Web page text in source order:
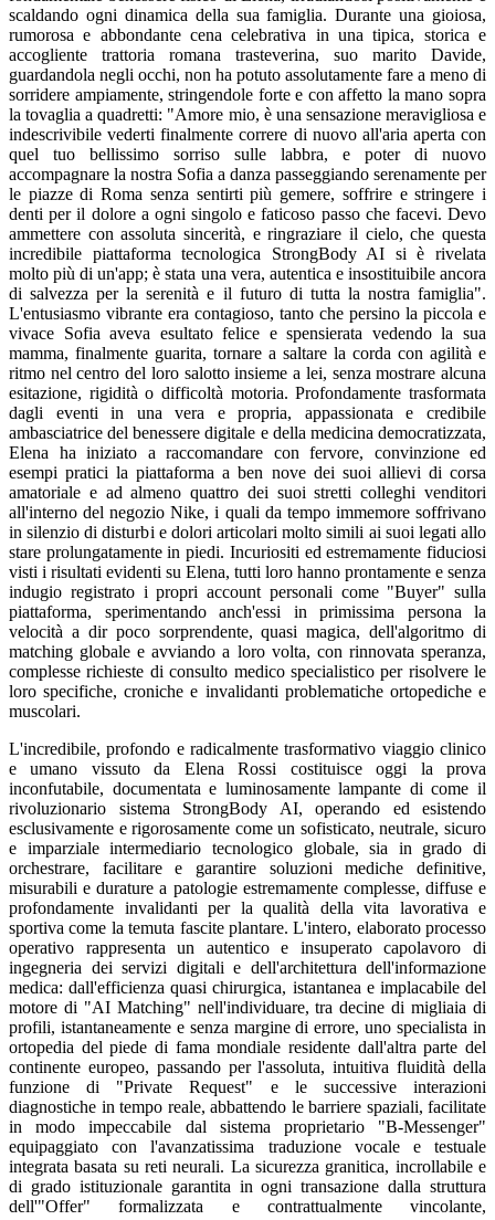
scaldando ogni dinamica della sua famiglia. Durante una gioiosa,
rumorosa e abbondante cena celebrativa in una tipica, storica e
accogliente trattoria romana trasteverina, suo marito Davide,
guardandola negli occhi, non ha potuto assolutamente fare a meno di
sorridere ampiamente, stringendole forte e con affetto la mano sopra
la tovaglia a quadretti: "Amore mio, è una sensazione meravigliosa e
indescrivibile vederti finalmente correre di nuovo all'aria aperta con
quel tuo bellissimo sorriso sulle labbra, e poter di nuovo
accompagnare la nostra Sofia a danza passeggiando serenamente per
le piazze di Roma senza sentirti più gemere, soffrire e stringere i
denti per il dolore a ogni singolo e faticoso passo che facevi. Devo
ammettere con assoluta sincerità, e ringraziare il cielo, che questa
incredibile piattaforma tecnologica StrongBody AI si è rivelata
molto più di un'app; è stata una vera, autentica e insostituibile ancora
di salvezza per la serenità e il futuro di tutta la nostra famiglia".
L'entusiasmo vibrante era contagioso, tanto che persino la piccola e
vivace Sofia aveva esultato felice e spensierata vedendo la sua
mamma, finalmente guarita, tornare a saltare la corda con agilità e
ritmo nel centro del loro salotto insieme a lei, senza mostrare alcuna
esitazione, rigidità o difficoltà motoria. Profondamente trasformata
dagli eventi in una vera e propria, appassionata e credibile
ambasciatrice del benessere digitale e della medicina democratizzata,
Elena ha iniziato a raccomandare con fervore, convinzione ed
esempi pratici la piattaforma a ben nove dei suoi allievi di corsa
amatoriale e ad almeno quattro dei suoi stretti colleghi venditori
all'interno del negozio Nike, i quali da tempo immemore soffrivano
in silenzio di disturbi e dolori articolari molto simili ai suoi legati allo
stare prolungatamente in piedi. Incuriositi ed estremamente fiduciosi
visti i risultati evidenti su Elena, tutti loro hanno prontamente e senza
indugio registrato i propri account personali come "Buyer" sulla
piattaforma, sperimentando anch'essi in primissima persona la
velocità a dir poco sorprendente, quasi magica, dell'algoritmo di
matching globale e avviando a loro volta, con rinnovata speranza,
complesse richieste di consulto medico specialistico per risolvere le
loro specifiche, croniche e invalidanti problematiche ortopediche e
muscolari.
L'incredibile, profondo e radicalmente trasformativo viaggio clinico
e umano vissuto da Elena Rossi costituisce oggi la prova
inconfutabile, documentata e luminosamente lampante di come il
rivoluzionario sistema StrongBody AI, operando ed esistendo
esclusivamente e rigorosamente come un sofisticato, neutrale, sicuro
e imparziale intermediario tecnologico globale, sia in grado di
orchestrare, facilitare e garantire soluzioni mediche definitive,
misurabili e durature a patologie estremamente complesse, diffuse e
profondamente invalidanti per la qualità della vita lavorativa e
sportiva come la temuta fascite plantare. L'intero, elaborato processo
operativo rappresenta un autentico e insuperato capolavoro di
ingegneria dei servizi digitali e dell'architettura dell'informazione
medica: dall'efficienza quasi chirurgica, istantanea e implacabile del
motore di "AI Matching" nell'individuare, tra decine di migliaia di
profili, istantaneamente e senza margine di errore, uno specialista in
ortopedia del piede di fama mondiale residente dall'altra parte del
continente europeo, passando per l'assoluta, intuitiva fluidità della
funzione di "Private Request" e le successive interazioni
diagnostiche in tempo reale, abbattendo le barriere spaziali, facilitate
in modo impeccabile dal sistema proprietario "B-Messenger"
equipaggiato con l'avanzatissima traduzione vocale e testuale
integrata basata su reti neurali. La sicurezza granitica, incrollabile e
di grado istituzionale garantita in ogni transazione dalla struttura
dell'"Offer" formalizzata e contrattualmente vincolante,